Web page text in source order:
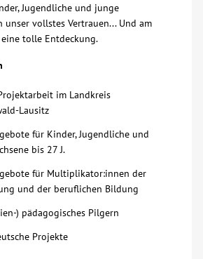
Jugendliche und junge
unser vollstes Vertrauen... Und am
tolle Entdeckung.
im Landkreis
Lausitz
für Kinder, Jugendliche und
bis 27 J.
für Multiplikator:innen der
und der beruflichen Bildung
) pädagogisches Pilgern
Projekte